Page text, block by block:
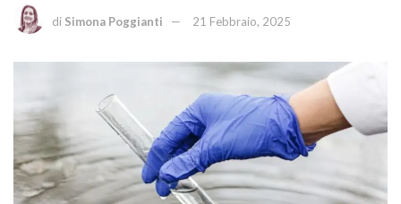
di Simona Poggianti 21 Febbraio, 2025